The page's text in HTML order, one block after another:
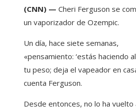
(CNN) — Cheri Ferguson se
un vaporizador de Ozempic.
Un día, hace siete semanas,
«pensamiento: ‘estás haciendo
tu peso; deja el vapeador en
cuenta Ferguson.
Desde entonces, no lo ha vuelto